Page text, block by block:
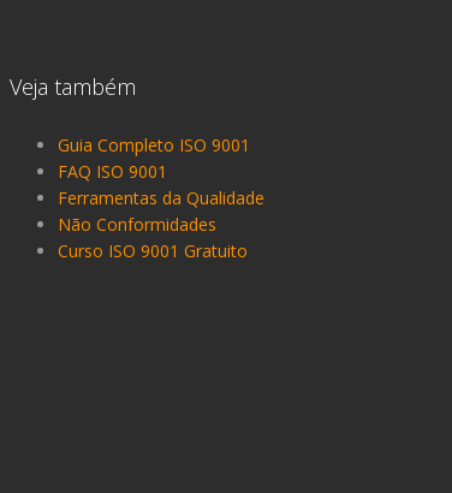
Veja também
Guia Completo ISO 9001
FAQ ISO 9001
Ferramentas da Qualidade
Não Conformidades
Curso ISO 9001 Gratuito